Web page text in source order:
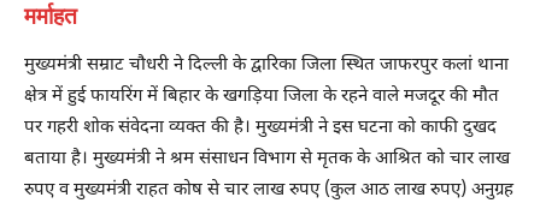
मर्माहत
मुख्यमंत्री सम्राट चौधरी ने दिल्ली के द्वारिका जिला स्थित जाफरपुर कलां थाना
क्षेत्र में हुई फायरिंग में बिहार के खगड़िया जिला के रहने वाले मजदूर की मौत
पर गहरी शोक संवेदना व्यक्त की है। मुख्यमंत्री ने इस घटना को काफी दुखद
बताया है। मुख्यमंत्री ने श्रम संसाधन विभाग से मृतक के आश्रित को चार लाख
रुपए व मुख्यमंत्री राहत कोष से चार लाख रुपए (कुल आठ लाख रुपए) अनुग्रह